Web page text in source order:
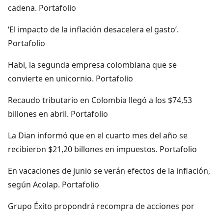
cadena. Portafolio
‘El impacto de la inflación desacelera el gasto’.
Portafolio
Habi, la segunda empresa colombiana que se
convierte en unicornio. Portafolio
Recaudo tributario en Colombia llegó a los $74,53
billones en abril. Portafolio
La Dian informó que en el cuarto mes del año se
recibieron $21,20 billones en impuestos. Portafolio
En vacaciones de junio se verán efectos de la inflación,
según Acolap. Portafolio
Grupo Éxito propondrá recompra de acciones por